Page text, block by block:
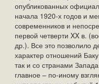
опубликованных
начала 1920-х годов и
современников и
первой четверти XX в.
др.). Все это позволило
характер отношений
так и со странами
главное – по-иному